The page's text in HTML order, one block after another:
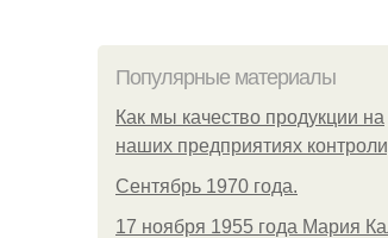
Популярные материалы
Как мы качество продукции на
наших предприятиях
Сентябрь 1970 года.
17 ноября 1955 года Мария